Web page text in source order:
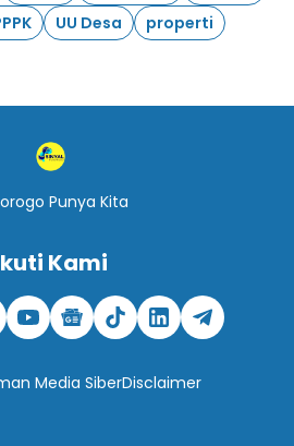
UU Desa properti
Punya Kita
Kami
Media SiberDisclaimer